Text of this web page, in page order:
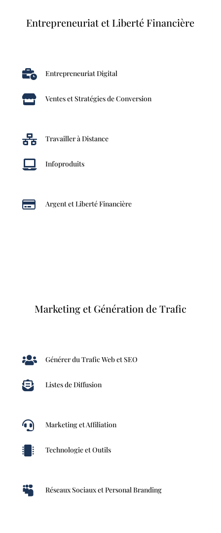
Entrepreneuriat et Liberté Financière
 Entrepreneuriat Digital
 Ventes et Stratégies de Conversion
 Travailler à Distance
 Infoproduits
 Argent et Liberté Financière
Marketing et Génération de Trafic
 Générer du Trafic Web et SEO
 Listes de Diffusion
 Marketing et Affiliation
 Technologie et Outils
 Réseaux Sociaux et Personal Branding